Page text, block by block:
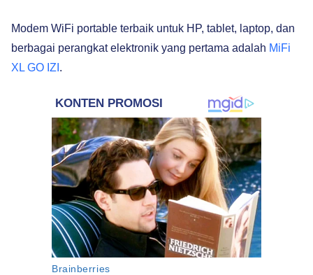
Modem WiFi portable terbaik untuk HP, tablet, laptop, dan
berbagai perangkat elektronik yang pertama adalah MiFi
XL GO IZI .